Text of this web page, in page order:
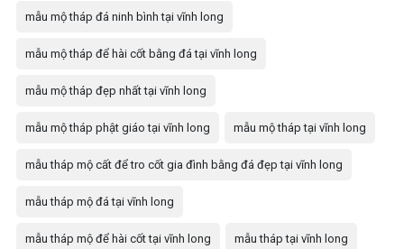
mẫu mộ tháp đá ninh bình tại vĩnh long
mẫu mộ tháp để hài cốt bằng đá tại vĩnh long
mẫu mộ tháp đẹp nhất tại vĩnh long
mẫu mộ tháp phật giáo tại vĩnh long mẫu mộ tháp tại vĩnh long
mẫu tháp mộ cất để tro cốt gia đình bằng đá đẹp tại vĩnh long
mẫu tháp mộ đá tại vĩnh long
mẫu tháp mộ để hài cốt tại vĩnh long mẫu tháp tại vĩnh long